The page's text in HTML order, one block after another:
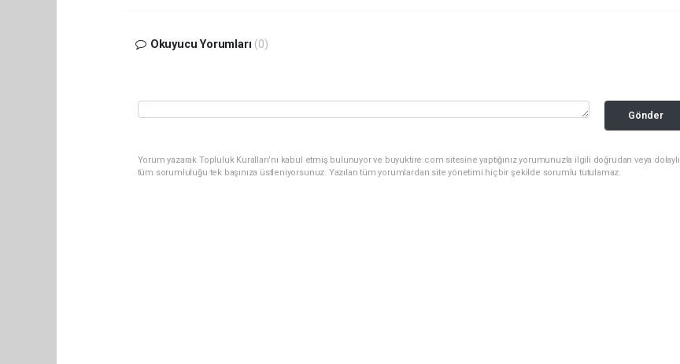
Okuyucu Yorumları (0)
Gönder
Yorum yazarak Topluluk Kuralları’nı kabul etmiş bulunuyor ve buyuktire.com sitesine yaptığınız yorumunuzla ilgili doğrudan veya dolaylı
tüm sorumluluğu tek başınıza üstleniyorsunuz. Yazılan tüm yorumlardan site yönetimi hiçbir şekilde sorumlu tutulamaz.